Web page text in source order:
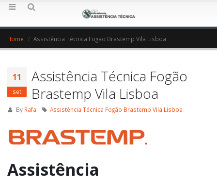
Home Assistência Técnica Fogão Brastemp Vila Lisboa
11
set
Assistência Técnica Fogão
Brastemp Vila Lisboa
By Rafa Assistência Técnica Fogão Brastemp Vila Lisboa
Assistência